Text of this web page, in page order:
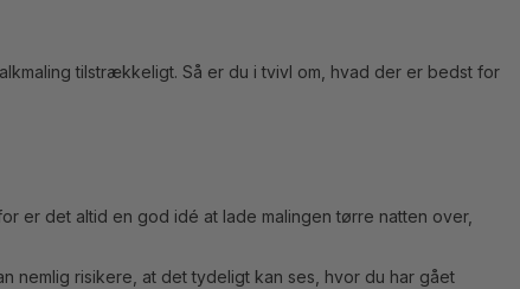
tilstrækkeligt. Så er du i tvivl om, hvad der er bedst for
er det altid en god idé at lade malingen tørre natten over,
nemlig risikere, at det tydeligt kan ses, hvor du har gået